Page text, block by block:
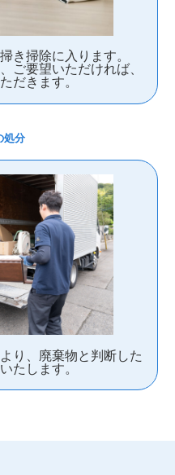
き掃除に入ります。
ご要望いただければ、
だきます。
処分
り、廃棄物と判断した
たします。